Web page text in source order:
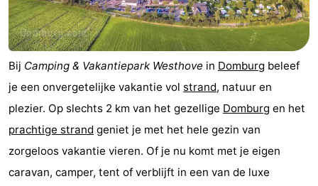
centra
Dorpen
Steden
Rondleidingen
-
Bij Camping & Vakantiepark Westhove in Domburg beleef
je een onvergetelijke vakantie vol strand, natuur en
plezier. Op slechts 2 km van het gezellige Domburg en het
prachtige strand geniet je met het hele gezin van
zorgeloos vakantie vieren. Of je nu komt met je eigen
caravan, camper, tent of verblijft in een van de luxe